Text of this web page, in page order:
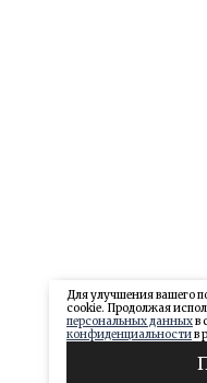
Для улучшения вашего
cookie. Продолжая
персональных данныхв
конфиденциальностив